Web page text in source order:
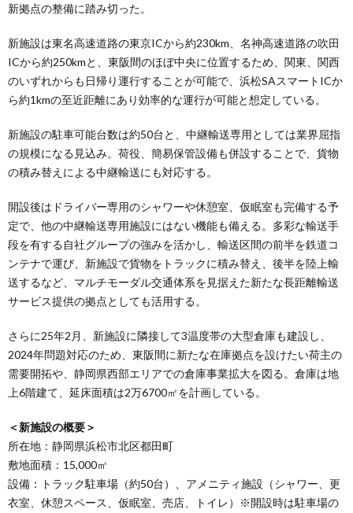
新拠点の整備に踏み切った。
新施設は東名高速道路の東京ICから約230km、名神高速道路の吹田
ICから約250kmと、東阪間のほぼ中央に位置するため、関東、関西
のいずれからも日帰り運行することが可能で、浜松SAスマートICか
ら約1kmの至近距離にあり効率的な運行が可能と想定している。
新施設の駐車可能台数は約50台と、中継輸送専用としては業界屈指
の規模になる見込み。荷役、簡易保管設備も併設することで、貨物
の積み替えによる中継輸送にも対応する。
開設後はドライバー専用のシャワーや休憩室、仮眠室も完備する予
定で、他の中継輸送専用施設にはない機能も備える。多彩な輸送手
段を有する自社グループの強みを活かし、輸送区間の前半を鉄道コ
ンテナで運び、新施設で貨物をトラックに積み替え、後半を陸上輸
送するなど、マルチモーダル交通体系を見据えた新たな長距離輸送
サービス提供の拠点としても活用する。
さらに25年2月、新施設に隣接して3温度帯の大型倉庫も建設し、
2024年問題対応のため、東阪間に新たな在庫拠点を設けたい荷主の
需要開拓や、静岡県西部エリアでの倉庫事業拡大を図る。倉庫は地
上6階建て、延床面積は2万6700㎡を計画している。
＜新施設の概要＞
所在地：静岡県浜松市北区都田町
敷地面積：15,000㎡
設備：トラック駐車場（約50台）、アメニティ施設（シャワー、更
衣室、休憩スペース、仮眠室、売店、トイレ）※開設時は駐車場の